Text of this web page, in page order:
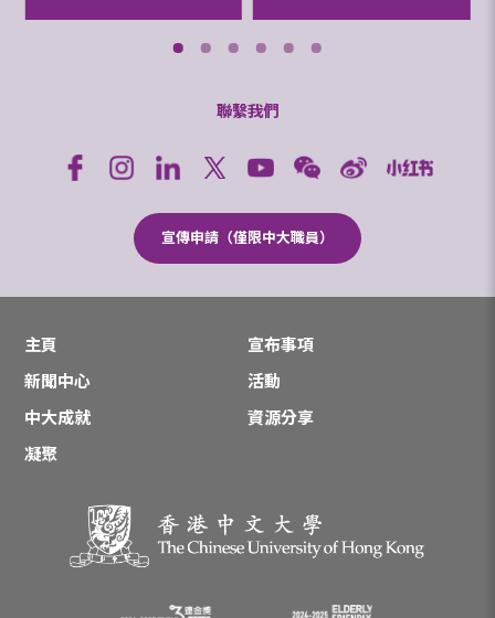
聯繫我們
宣傳申請（僅限中大職員）
主頁
宣布事項
新聞中心
活動
中大成就
資源分享
凝聚